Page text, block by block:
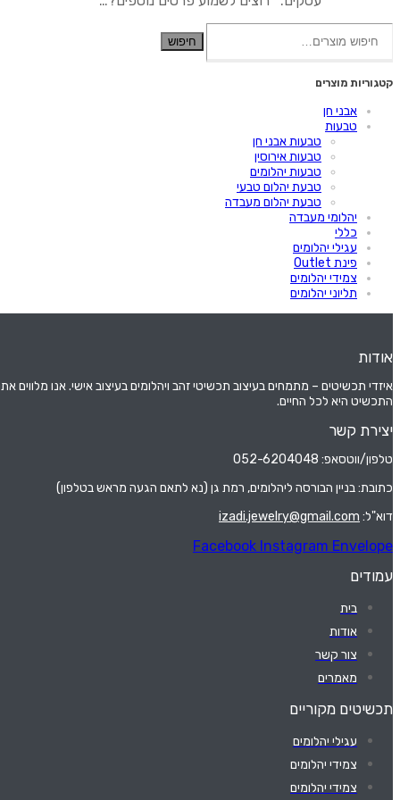
עבור:
חיפוש
קטגוריות מוצרים
אבני חן
טבעות
טבעות אבני חן
טבעות אירוסין
טבעות יהלומים
טבעת יהלום טבעי
טבעת יהלום מעבדה
יהלומי מעבדה
כללי
עגילי יהלומים
פינת Outlet
צמידי יהלומים
תליוני יהלומים
אודות
איזדי תכשיטים – מתמחים בעיצוב תכשיטי זהב ויהלומים בעיצוב אישי. אנו
התכשיט היא לכל החיים.
יצירת קשר
טלפון/ווטסאפ: 052-6204048
כתובת: בניין הבורסה ליהלומים, רמת גן (נא לתאם הגעה מראש בטלפון)
דוא"ל: izadi.jewelry@gmail.com
Facebook Instagram Envelope
עמודים
בית
אודות
צור קשר
מאמרים
תכשיטים מקוריים
עגילי יהלומים
צמידי יהלומים
צמידי יהלומים